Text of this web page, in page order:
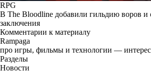
RPG
В The Bloodline добавили гильдию воров и
заключения
Комментарии к материалу
Rampaga
про игры, фильмы и технологии —
Разделы
Новости